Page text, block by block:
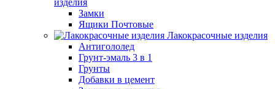
изделия
Замки
Ящики Почтовые
Лакокрасочные изделия
Антигололед
Грунт-эмаль 3 в 1
Грунты
Добавки в цемент